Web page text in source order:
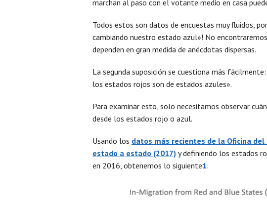
marchan al paso con el votante medio en casa
Todos estos son datos de encuestas muy fluidos,
cambiando nuestro estado azul»! No
dependen en gran medida de anécdotas dispersas.
La segunda suposición se cuestiona más
los estados rojos son de estados azules».
Para examinar esto, solo necesitamos observar
desde los estados rojo o azul.
Usando los datos más recientes de la Oficina del
estado a estado (2017) y definiendo los estados
en 2016, obtenemos lo siguiente1: